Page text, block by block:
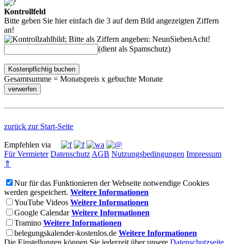
Kontrollfeld
Bitte geben Sie hier einfach die 3 auf dem Bild angezeigten Ziffern
an!
(dient als Spamschutz)
Kostenpflichtig buchen
Gesamtsumme = Monatspreis x gebuchte Monate
zurück zur Start-Seite
Empfehlen via
Für Vermieter Datenschutz AGB Nutzungsbedingungen Impressum
⇑
Nur für das Funktionieren der Webseite notwendige Cookies
werden gespeichert. Weitere Informationen
YouTube Videos Weitere Informationen
Google Calendar Weitere Informationen
Tramino Weitere Informationen
belegungskalender-kostenlos.de Weitere Informationen
Die Einstellungen können Sie jederzeit über unsere Datenschutzseite